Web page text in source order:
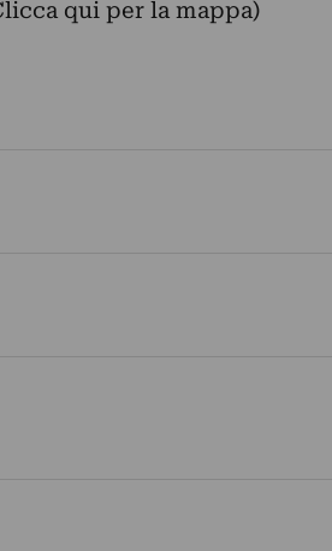
qui per la mappa)